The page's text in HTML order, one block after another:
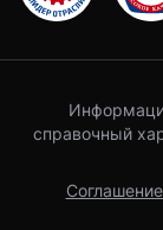
справочный